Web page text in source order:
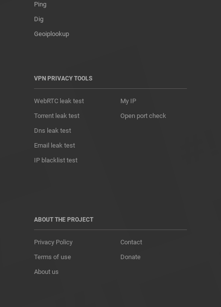
Ping
Dig
Geoiplookup
VPN PRIVACY TOOLS
WebRTC leak test
Torrent leak test
Dns leak test
Email leak test
IP blacklist test
My IP
Open port check
ABOUT THE PROJECT
Privacy Policy
Terms of use
About us
Contact
Donate